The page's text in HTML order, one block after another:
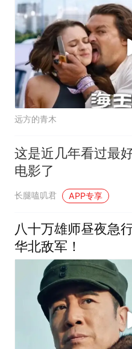
远方的青木
这是近几年看过最
电影了
长腿嗑叽君 APP专享
八十万雄师昼夜急
华北敌军！